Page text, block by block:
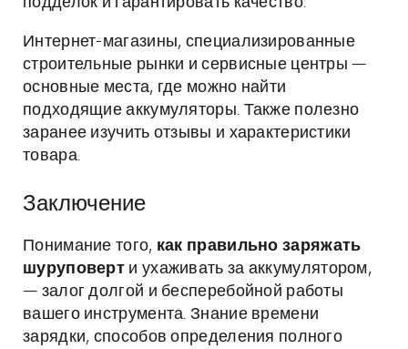
Интернет-магазины, специализированные
строительные рынки и сервисные центры —
основные места, где можно найти
подходящие аккумуляторы. Также полезно
заранее изучить отзывы и характеристики
товара.
Заключение
Понимание того, как правильно заряжать
шуруповерт и ухаживать за аккумулятором,
— залог долгой и бесперебойной работы
вашего инструмента. Знание времени
зарядки, способов определения полного